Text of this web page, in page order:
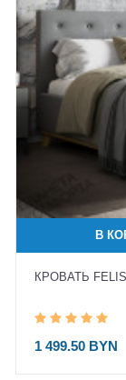
В
КРОВАТЬ
1 499.50 BYN